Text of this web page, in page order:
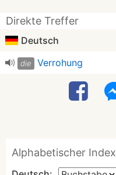
Direkte Treffer
Deutsch
die Verrohung
Alphabetischer Index